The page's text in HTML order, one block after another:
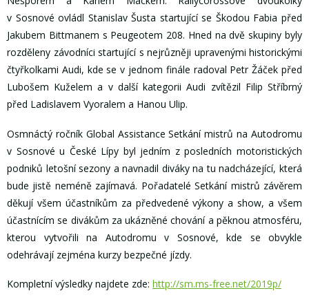
v Sosnové ovládl Stanislav Šusta startující se Škodou Fabia před
Jakubem Bittmanem s Peugeotem 208. Hned na dvě skupiny byly
rozděleny závodníci startující s nejrůzněji upravenými historickými
čtyřkolkami Audi, kde se v jednom finále radoval Petr Žáček před
Lubošem Kuželem a v další kategorii Audi zvítězil Filip Stříbrný
před Ladislavem Vyoralem a Hanou Ulip.
Osmnáctý ročník Global Assistance Setkání mistrů na Autodromu
v Sosnové u České Lípy byl jedním z posledních motoristických
podniků letošní sezony a navnadil diváky na tu nadcházející, která
bude jistě neméně zajímavá. Pořadatelé Setkání mistrů závěrem
děkují všem účastníkům za předvedené výkony a show, a všem
účastnícím se divákům za ukázněné chování a pěknou atmosféru,
kterou vytvořili na Autodromu v Sosnové, kde se obvykle
odehrávají zejména kurzy bezpečné jízdy.
Kompletní výsledky najdete zde: http://sm.ms-free.net/2019p/